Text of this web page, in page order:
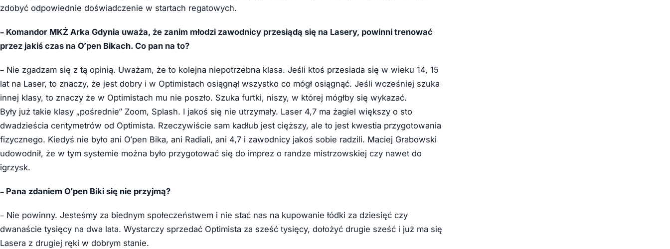
zdobyć odpowiednie doświadczenie w startach regatowych.
– Komandor MKŻ Arka Gdynia uważa, że zanim młodzi zawodnicy przesiądą się na Lasery, powinni trenować
przez jakiś czas na O’pen Bikach. Co pan na to?
– Nie zgadzam się z tą opinią. Uważam, że to kolejna niepotrzebna klasa. Jeśli ktoś przesiada się w wieku 14, 15
lat na Laser, to znaczy, że jest dobry i w Optimistach osiągnął wszystko co mógł osiągnąć. Jeśli wcześniej szuka
innej klasy, to znaczy że w Optimistach mu nie poszło. Szuka furtki, niszy, w której mógłby się wykazać.
Były już takie klasy „pośrednie” Zoom, Splash. I jakoś się nie utrzymały. Laser 4,7 ma żagiel większy o sto
dwadzieścia centymetrów od Optimista. Rzeczywiście sam kadłub jest cięższy, ale to jest kwestia przygotowania
fizycznego. Kiedyś nie było ani O’pen Bika, ani Radiali, ani 4,7 i zawodnicy jakoś sobie radzili. Maciej Grabowski
udowodnił, że w tym systemie można było przygotować się do imprez o randze mistrzowskiej czy nawet do
igrzysk.
– Pana zdaniem O’pen Biki się nie przyjmą?
– Nie powinny. Jesteśmy za biednym społeczeństwem i nie stać nas na kupowanie łódki za dziesięć czy
dwanaście tysięcy na dwa lata. Wystarczy sprzedać Optimista za sześć tysięcy, dołożyć drugie sześć i już ma się
Lasera z drugiej ręki w dobrym stanie.